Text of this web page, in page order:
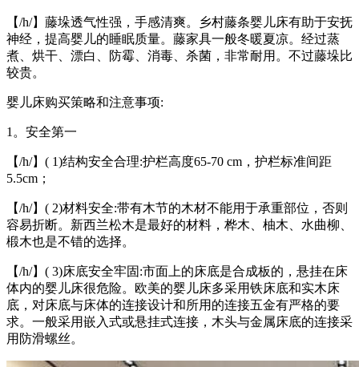
【/h/】藤垛透气性强，手感清爽。乡村藤条婴儿床有助于安抚
神经，提高婴儿的睡眠质量。藤家具一般冬暖夏凉。经过蒸
煮、烘干、漂白、防霉、消毒、杀菌，非常耐用。不过藤垛比
较贵。
婴儿床购买策略和注意事项:
1。安全第一
【/h/】( 1)结构安全合理:护栏高度65-70 cm，护栏标准间距
5.5cm；
【/h/】( 2)材料安全:带有木节的木材不能用于承重部位，否则
容易折断。新西兰松木是最好的材料，桦木、柚木、水曲柳、
椴木也是不错的选择。
【/h/】( 3)床底安全牢固:市面上的床底是合成板的，悬挂在床
体内的婴儿床很危险。欧美的婴儿床多采用铁床底和实木床
底，对床底与床体的连接设计和所用的连接五金有严格的要
求。一般采用嵌入式或悬挂式连接，木头与金属床底的连接采
用防滑螺丝。